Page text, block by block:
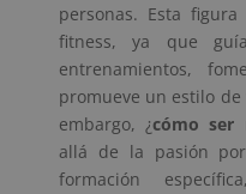
personas. Esta
fitness, ya que
entrenamientos,
promueve un estilo
embargo, ¿cómo ser
allá de la pasión
formación